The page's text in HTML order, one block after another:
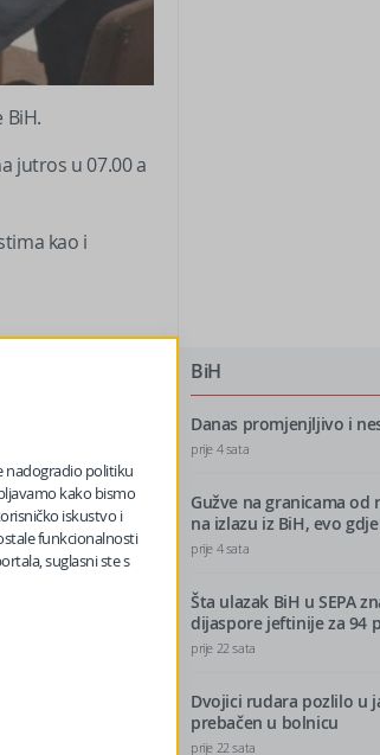
jutros u 07.00 a
kao i
mjesta.
sa ciljem
BiH
Danas promjenjljivo i
prije 4 sata
Gužve na granicama od
na izlazu iz BiH, evo
prije 4 sata
Šta ulazak BiH u SEPA
dijaspore jeftinije za 94
prije 22 sata
Dvojici rudara pozlilo u
prebačen u bolnicu
prije 22 sata
nadogradio politiku
kako bismo
iskustvo i
funkcionalnosti
suglasni ste s